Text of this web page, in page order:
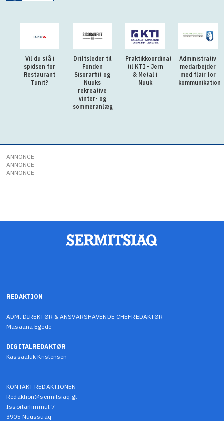
Vil du stå i
spidsen for
Restaurant
Tunit?
Driftsleder til
Fonden
Sisorarfiit og
Nuuks
rekreative
vinter- og
sommeranlæg
Praktikkoordinator
til KTI - Jern
& Metal i
Nuuk
Administrativ
medarbejder
med flair for
kommunikation
ANNONCE
ANNONCE
ANNONCE
REDAKTION
ADM. DIREKTØR & ANSVARSHAVENDE CHEFREDAKTØR
Masaana Egede
DIGITALREDAKTØR
Kassaaluk Kristensen
KONTAKT REDAKTIONEN
Redaktion@sermitsiaq.gl
Issortarfimmut 7
3905 Nuussuaq